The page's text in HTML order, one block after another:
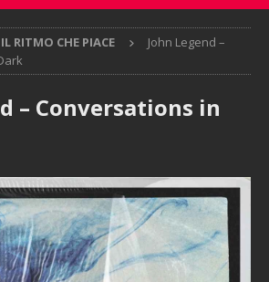
RITMO CHE PIACE
John Legend –
– Conversations in